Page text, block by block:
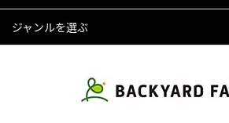
ジャンルを選ぶ